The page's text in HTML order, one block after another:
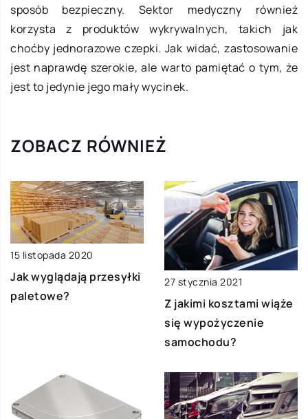
sposób bezpieczny. Sektor medyczny również
korzysta z produktów wykrywalnych, takich jak
choćby jednorazowe czepki. Jak widać, zastosowanie
jest naprawdę szerokie, ale warto pamiętać o tym, że
jest to jedynie jego mały wycinek.
ZOBACZ RÓWNIEŻ
15 listopada 2020
Jak wyglądają przesyłki
paletowe?
27 stycznia 2021
Z jakimi kosztami wiąże
się wypożyczenie
samochodu?